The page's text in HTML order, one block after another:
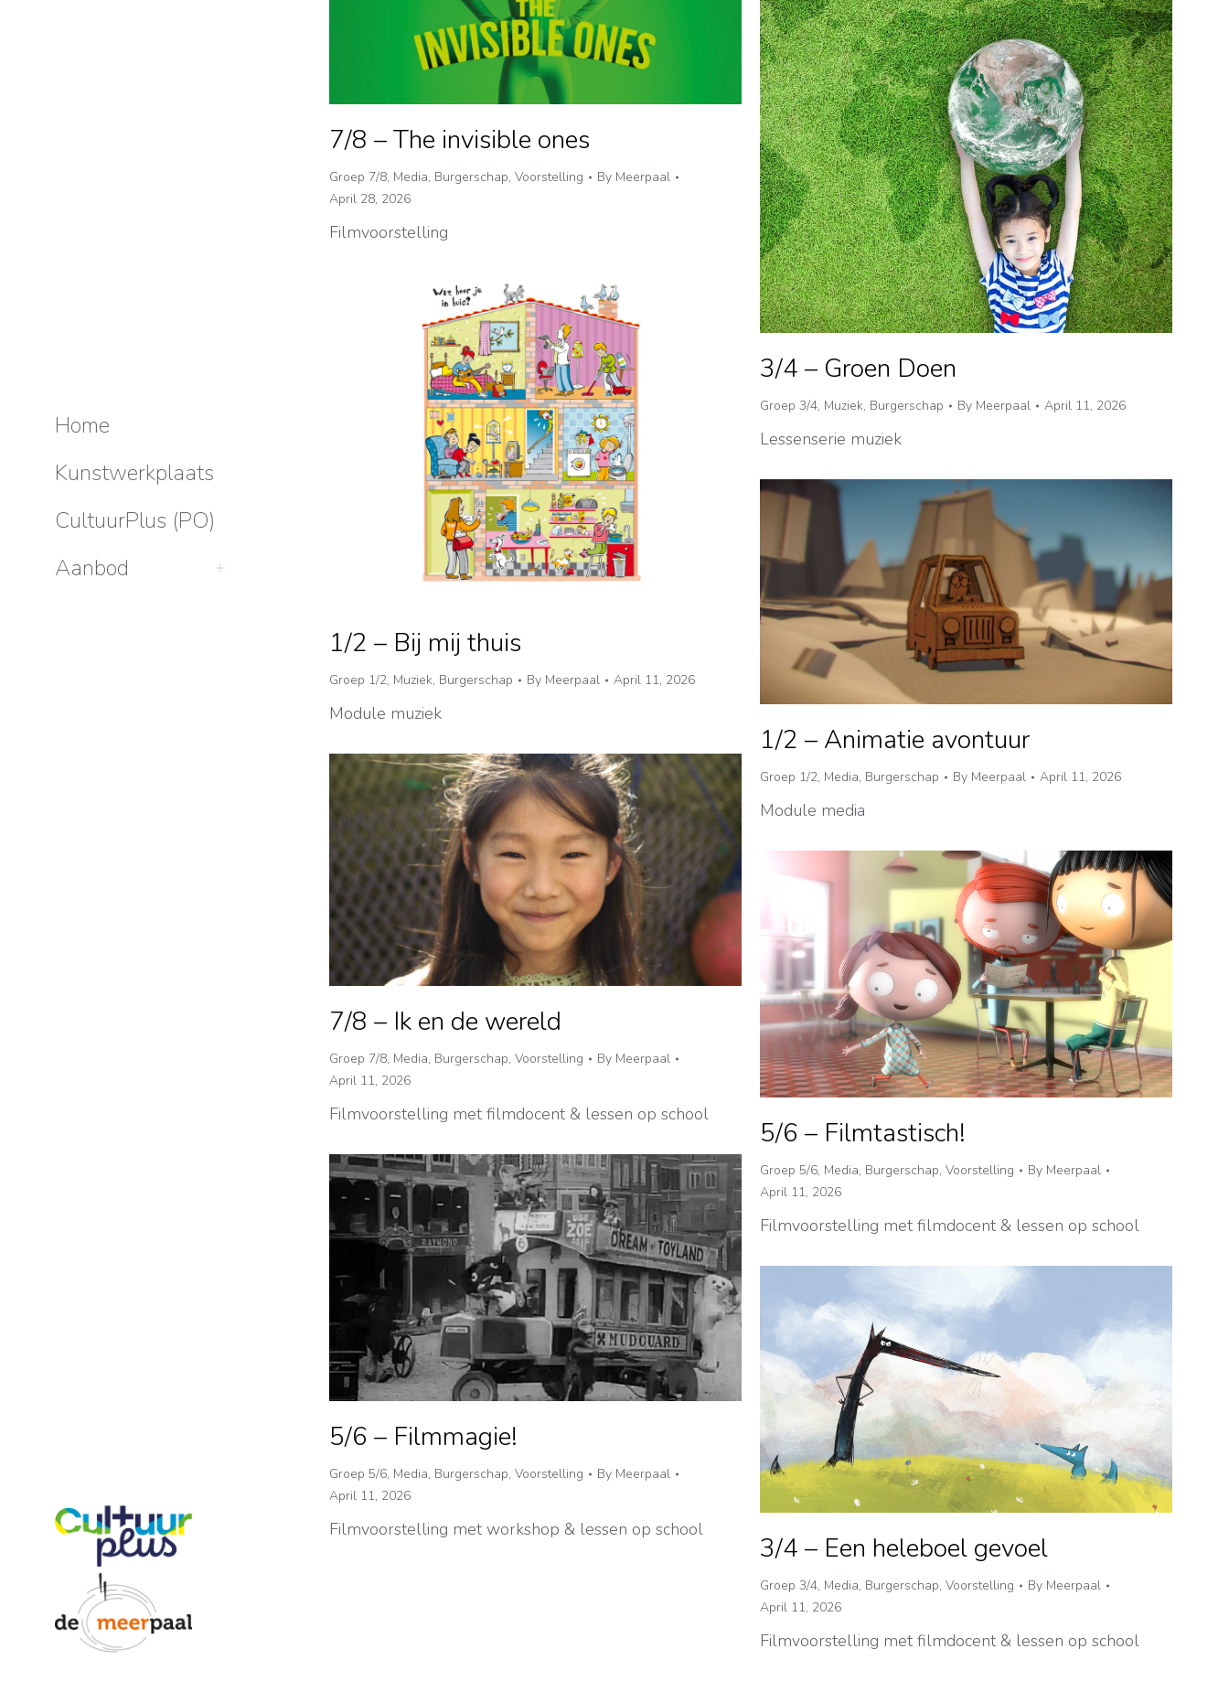
Home
Kunstwerkplaats
CultuurPlus (PO)
Aanbod
7/8 – The invisible ones
Groep 7/8, Media, Burgerschap, Voorstelling By Meerpaal
April 28, 2026
Filmvoorstelling
3/4 – Groen Doen
Groep 3/4, Muziek, Burgerschap By Meerpaal April 11, 2026
Lessenserie muziek
1/2 – Bij mij thuis
Groep 1/2, Muziek, Burgerschap By Meerpaal April 11, 2026
Module muziek
1/2 – Animatie avontuur
Groep 1/2, Media, Burgerschap By Meerpaal April 11, 2026
Module media
7/8 – Ik en de wereld
Groep 7/8, Media, Burgerschap, Voorstelling By Meerpaal
April 11, 2026
Filmvoorstelling met filmdocent & lessen op school
5/6 – Filmtastisch!
Groep 5/6, Media, Burgerschap, Voorstelling By Meerpaal
April 11, 2026
Filmvoorstelling met filmdocent & lessen op school
5/6 – Filmmagie!
Groep 5/6, Media, Burgerschap, Voorstelling By Meerpaal
April 11, 2026
Filmvoorstelling met workshop & lessen op school
3/4 – Een heleboel gevoel
Groep 3/4, Media, Burgerschap, Voorstelling By Meerpaal
April 11, 2026
Filmvoorstelling met filmdocent & lessen op school